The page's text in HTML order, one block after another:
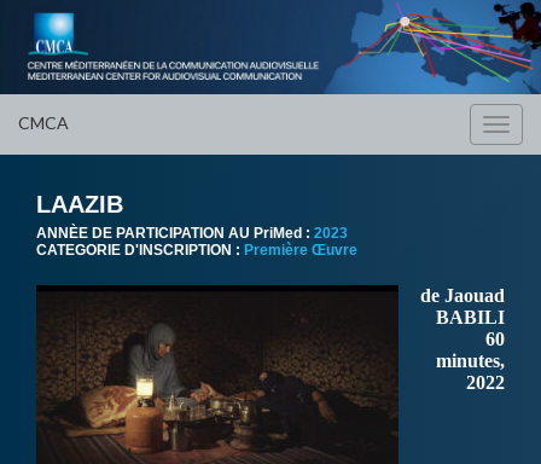
CMCA
LAAZIB
ANNÈE DE PARTICIPATION AU PriMed : 2023
CATEGORIE D'INSCRIPTION : Première Œuvre
de Jaouad
BABILI
60
minutes,
2022